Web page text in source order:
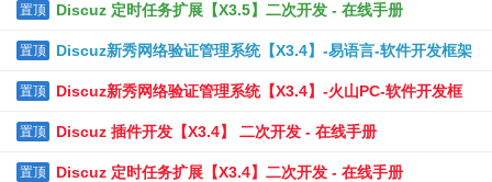
置顶 Discuz 定时任务扩展【X3.5】二次开发 - 在线手册
置顶 Discuz新秀网络验证管理系统【X3.4】-易语言-软件开发框架
置顶 Discuz新秀网络验证管理系统【X3.4】-火山PC-软件开发框
架
置顶 Discuz 插件开发【X3.4】 二次开发 - 在线手册
置顶 Discuz 定时任务扩展【X3.4】二次开发 - 在线手册